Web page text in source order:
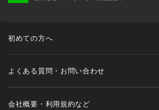
初めての方へ
よくある質問・お問い合わせ
会社概要・利用規約など